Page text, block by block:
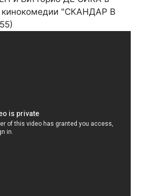
кинокомедии "СКАНДАР В